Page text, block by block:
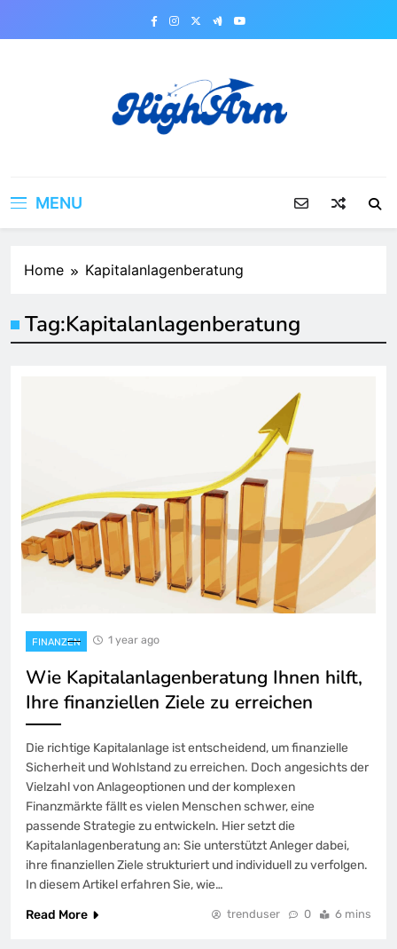
MENU
Home Kapitalanlagenberatung
Tag:Kapitalanlagenberatung
FINANZEN 1 year ago
Wie Kapitalanlagenberatung Ihnen hilft,
Ihre finanziellen Ziele zu erreichen
Die richtige Kapitalanlage ist entscheidend, um finanzielle
Sicherheit und Wohlstand zu erreichen. Doch angesichts der
Vielzahl von Anlageoptionen und der komplexen
Finanzmärkte fällt es vielen Menschen schwer, eine
passende Strategie zu entwickeln. Hier setzt die
Kapitalanlagenberatung an: Sie unterstützt Anleger dabei,
ihre finanziellen Ziele strukturiert und individuell zu verfolgen.
In diesem Artikel erfahren Sie, wie…
Read More
trenduser 0 6 mins